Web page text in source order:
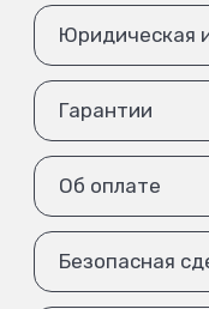
Юридическая
Гарантии
Об оплате
Безопасная